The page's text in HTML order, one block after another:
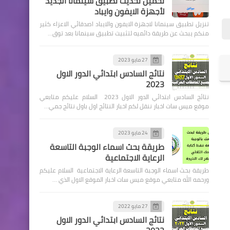
لأجهزة الايفون وايباد
تنزيل تطبيق سينمانا لاجهزة الايفون والايباد اصدقائي الاعزاء كثير
منكم يبحث عن طريقة دائميه لتثبيت تطبيق سينمانا بعد توق…
27 مايو 2023
نتائج السادس ابتدائي الدور الاول
2023
نتائج السادس ابتدائي الدور الاول 2023 السلام عليكم متابعي
موقع ميس سات اخبار ننقل لكم اخبار النتائج اول باول نتائج جمي…
24 مايو 2023
طريقة بحث اسماء الوجبة التاسعة
الرعاية الاجتماعية
طريقة بحث اسماء الوجبة التاسعة الرعاية الاجتماعية السلام عليكم
ورحمه الله متابعي موقع ميس سات اخبار الموقع الاول الذي …
27 مايو 2022
نتائج السادس ابتدائي الدور الاول
اخبار العامة
اسعار صرف الدولار في بورصة
الكفاح
اخبارالطقس
مساء الاربعاء